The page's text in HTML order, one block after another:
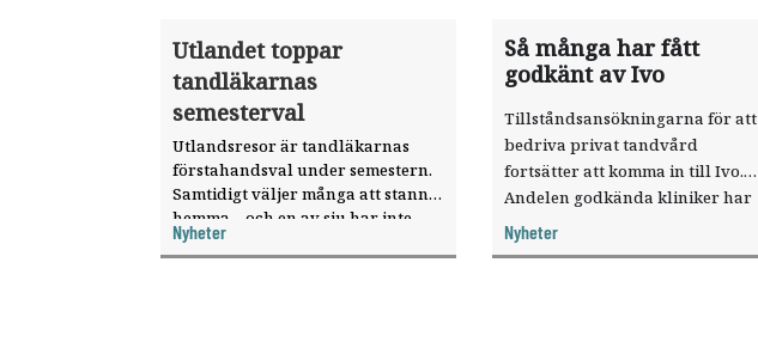
Utlandet toppar
tandläkarnas
semesterval
Utlandsresor är tandläkarnas
förstahandsval under semestern.
Samtidigt väljer många att stanna
hemma – och en av sju har inte
haft någon sommarledighet alls,
enligt "månadens fråga".
Nyheter
Så många har fått
godkänt av Ivo
Tillståndsansökningarna för att
bedriva privat tandvård
fortsätter att komma in till Ivo.
Andelen godkända kliniker har
ökat, visar nya siffror.
Nyheter